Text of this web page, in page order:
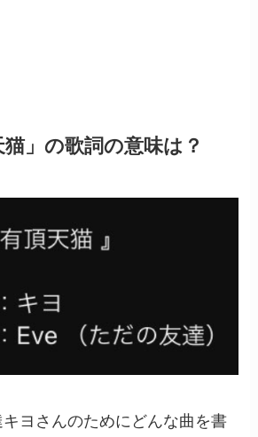
」の歌詞の意味は？
ヨさんのためにどんな曲を書